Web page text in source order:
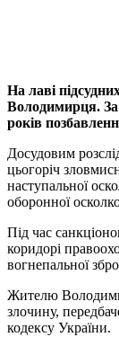
На лаві
Володимирця. За
років
Досудовим
цьогоріч
наступальної
оборонної
Під час
коридорі
вогнепальної
Жителю
злочину,
кодексу України.